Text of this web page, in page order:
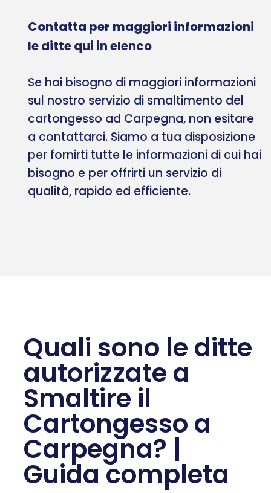
Contatta per maggiori informazioni
le ditte qui in elenco
Se hai bisogno di maggiori informazioni
sul nostro servizio di smaltimento del
cartongesso ad Carpegna, non esitare
a contattarci. Siamo a tua disposizione
per fornirti tutte le informazioni di cui hai
bisogno e per offrirti un servizio di
qualità, rapido ed efficiente.
Quali sono le ditte
autorizzate a
Smaltire il
Cartongesso a
Carpegna? |
Guida completa